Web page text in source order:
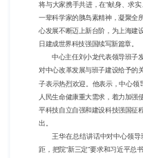
将与大家携手共进，在“献身、求
一辈科学家的胰岛素精神，凝聚全
心发展不断迈上新台阶，为上海建
日建成世界科技强国续写新篇章。
中心主任刘小龙代表领导班子
对中心改革发展与班子建设给予的
子表示热烈欢迎。他表示，中心领
人民生命健康重大需求，着力加强
平科技自立自强和建设科技强国征
出。
王华在总结讲话中对中心领
距，把院“新三定”要求和习近平总